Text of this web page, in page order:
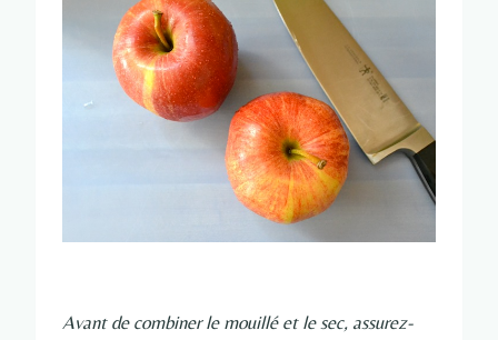
Avant de combiner le mouillé et le sec, assurez-